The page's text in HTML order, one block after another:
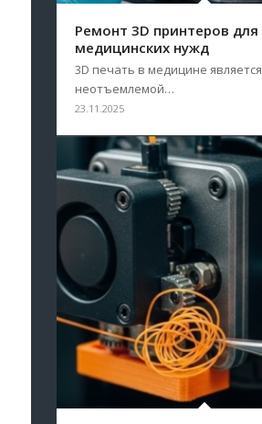
Ремонт 3D принтеров для
медицинских нужд
3D печать в медицине является
неотъемлемой…
23.11.2025